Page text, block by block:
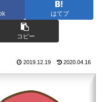
はてブ
コピー
2019.12.19 2020.04.16